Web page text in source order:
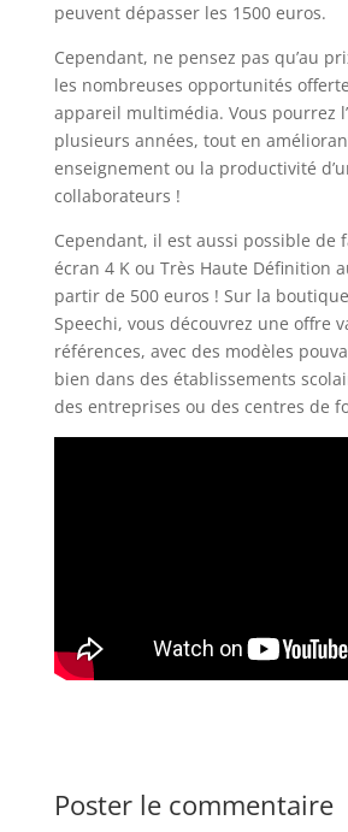
peuvent dépasser les 1500 euros.
Cependant, ne pensez pas qu’au
les nombreuses opportunités
appareil multimédia. Vous pourrez
plusieurs années, tout en
enseignement ou la productivité
collaborateurs !
Cependant, il est aussi possible de
écran 4 K ou Très Haute Définition
partir de 500 euros ! Sur la
Speechi, vous découvrez une offre
références, avec des modèles
bien dans des établissements
des entreprises ou des centres de
Poster le commentaire